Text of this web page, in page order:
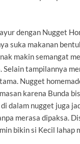
dengan Nugget
suka makanan
makin semangat
Selain tampilannya
Nugget
karena Bunda
dalam nugget juga
merasa dipaksa.
bikin si Kecil lahap